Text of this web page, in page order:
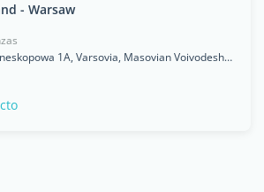
- Warsaw
Celtic Park, Ul. Kineskopowa 1A, Varsovia, Masovian Voivodeship